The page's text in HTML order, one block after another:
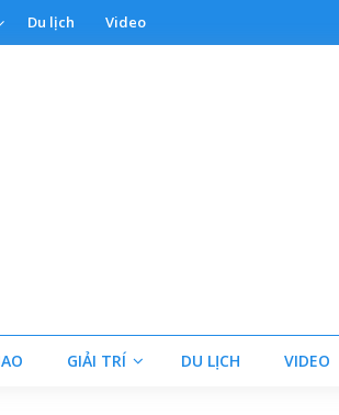
Du lịch Video
GIẢI TRÍ DU LỊCH VIDEO